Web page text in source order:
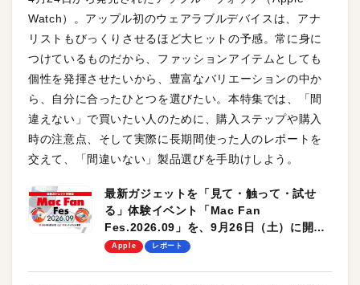
Watch）。アップル初のウェアラブルデバイスは、アナ
リストもびっくりさせるほど大ヒットの予感。常に身に
つけているものだから、ファッションアイテムとしても
個性を発揮させたいから、豊富なバリエーションの中か
ら、自分に合ったひとつを選びたい。本特集では、「間
違えない」で買いたい人のために、購入ステップや購入
時の注意点、そして実際に長期間使った人のレポートを
交えて、「間違いない」製品選びを手助けしよう。
最新ガジェットを「見て・触って・試せ
る」体験イベント「Mac Fan
Fes.2026.09」を、9月26日（土）に開催
します！
Apple レポート